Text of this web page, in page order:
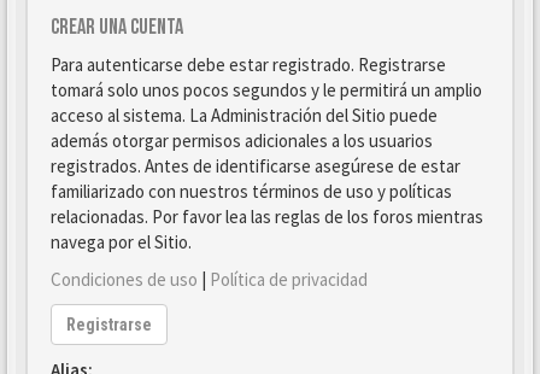
Crear una cuenta
Para autenticarse debe estar registrado. Registrarse
tomará solo unos pocos segundos y le permitirá un amplio
acceso al sistema. La Administración del Sitio puede
además otorgar permisos adicionales a los usuarios
registrados. Antes de identificarse asegúrese de estar
familiarizado con nuestros términos de uso y políticas
relacionadas. Por favor lea las reglas de los foros mientras
navega por el Sitio.
Condiciones de uso | Política de privacidad
Registrarse